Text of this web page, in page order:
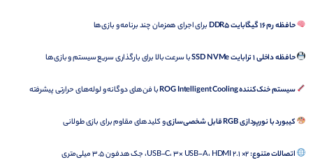
حافظه رم 16 گیگابایت DDR5 برای اجرای همزمان چند برنامه و بازی‌ها
حافظه داخلی 1 ترابایت SSD NVMe با سرعت بالا برای بارگذاری سریع سیستم و بازی‌ها
سیستم خنک‌کننده ROG Intelligent Cooling با فن‌های دوگانه و لوله‌های حرارتی پیشرفته
کیبورد با نورپردازی RGB قابل شخصی‌سازی و کلیدهای مقاوم برای بازی طولانی
اتصالات متنوع:2× USB-C، 3× USB-A، HDMI 2.1، جک هدفون 3.5 میلی‌متری